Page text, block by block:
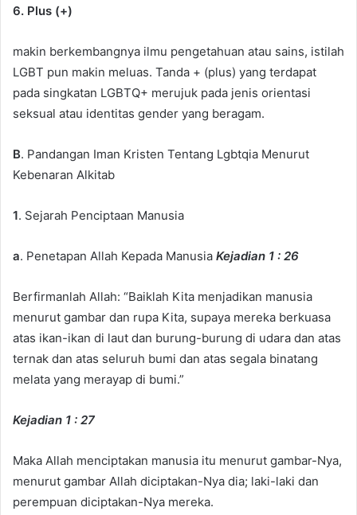
6. Plus (+)
makin berkembangnya ilmu pengetahuan atau sains, istilah
LGBT pun makin meluas. Tanda + (plus) yang terdapat
pada singkatan LGBTQ+ merujuk pada jenis orientasi
seksual atau identitas gender yang beragam.
B. Pandangan Iman Kristen Tentang Lgbtqia Menurut
Kebenaran Alkitab
1. Sejarah Penciptaan Manusia
a. Penetapan Allah Kepada Manusia Kejadian 1 : 26
Berfirmanlah Allah: “Baiklah Kita menjadikan manusia
menurut gambar dan rupa Kita, supaya mereka berkuasa
atas ikan-ikan di laut dan burung-burung di udara dan atas
ternak dan atas seluruh bumi dan atas segala binatang
melata yang merayap di bumi.”
Kejadian 1 : 27
Maka Allah menciptakan manusia itu menurut gambar-Nya,
menurut gambar Allah diciptakan-Nya dia; laki-laki dan
perempuan diciptakan-Nya mereka.